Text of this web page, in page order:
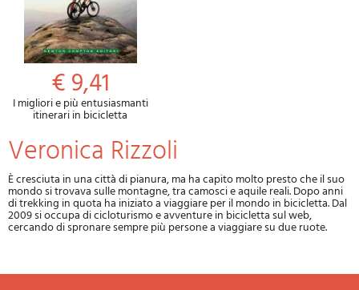
€ 9,41
I migliori e più entusiasmanti
itinerari in bicicletta
Veronica Rizzoli
È cresciuta in una città di pianura, ma ha capito molto presto che il suo
mondo si trovava sulle montagne, tra camosci e aquile reali. Dopo anni
di trekking in quota ha iniziato a viaggiare per il mondo in bicicletta. Dal
2009 si occupa di cicloturismo e avventure in bicicletta sul web,
cercando di spronare sempre più persone a viaggiare su due ruote.